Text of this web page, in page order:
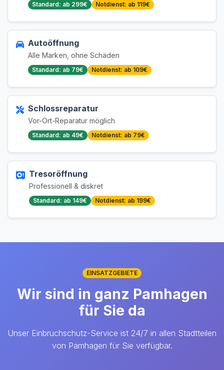
Standard: ab 299€ Notdienst: ab 119€
Autoöffnung
Alle Marken, ohne Schäden
Standard: ab 79€ Notdienst: ab 109€
Schlossreparatur
Vor-Ort-Reparatur möglich
Standard: ab 49€ Notdienst: ab 79€
Tresoröffnung
Professionell & diskret
Standard: ab 149€ Notdienst: ab 199€
EINSATZGEBIETE
Wir sind in ganz Pamhagen
für Sie da
Unser Einbruchschutz-Service ist 24/7 in allen Stadtteilen
von Pamhagen für Sie verfügbar.